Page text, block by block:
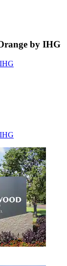
by IHG